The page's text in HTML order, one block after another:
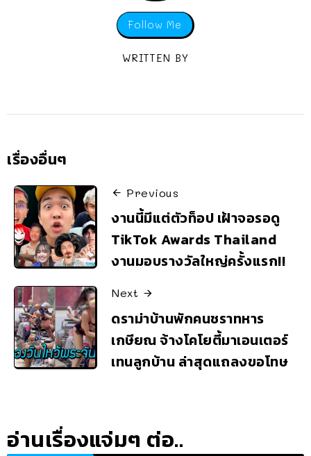
Follow Me
WRITTEN BY
เรื่องอื่นๆ
Previous
งานนี้มีแต่ตัวท็อป เฝ้าจอรอดู
TikTok Awards Thailand
งานมอบรางวัลใหญ่ครั้งแรก!!
Next
ดราม่าบ้านพักคนชราทหาร
เกษียณ จ้างโคโยตี้มาเอนเตอร์
เทนลูกบ้าน ล่าสุดแถลงขอโทษ
อ่านเรื่องแจ่มๆ ต่อ..